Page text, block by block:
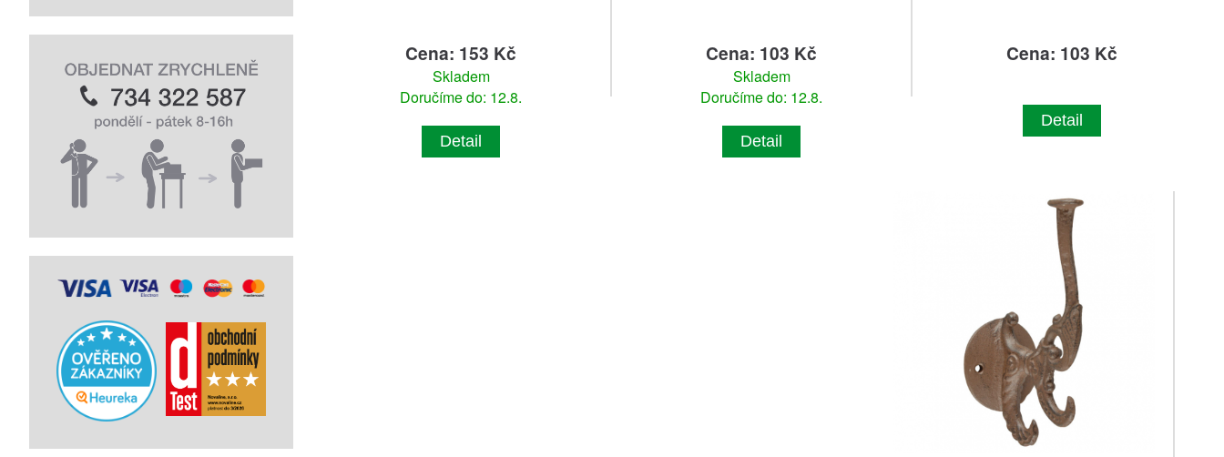
Cena: 153 Kč
Skladem
Doručíme do: 12.8.
Detail
Cena: 103 Kč
Skladem
Doručíme do: 12.8.
Detail
Cena: 103 Kč
Detail